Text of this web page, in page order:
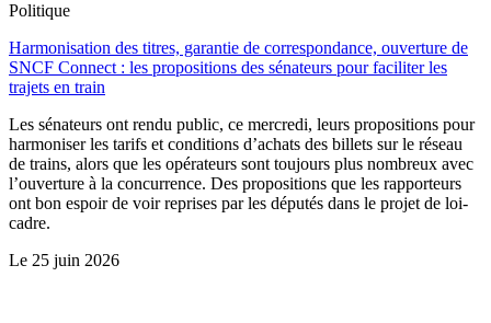
Politique
Harmonisation des titres, garantie de correspondance, ouverture de
SNCF Connect : les propositions des sénateurs pour faciliter les
trajets en train
Les sénateurs ont rendu public, ce mercredi, leurs propositions pour
harmoniser les tarifs et conditions d’achats des billets sur le réseau
de trains, alors que les opérateurs sont toujours plus nombreux avec
l’ouverture à la concurrence. Des propositions que les rapporteurs
ont bon espoir de voir reprises par les députés dans le projet de loi-
cadre.
Le 25 juin 2026